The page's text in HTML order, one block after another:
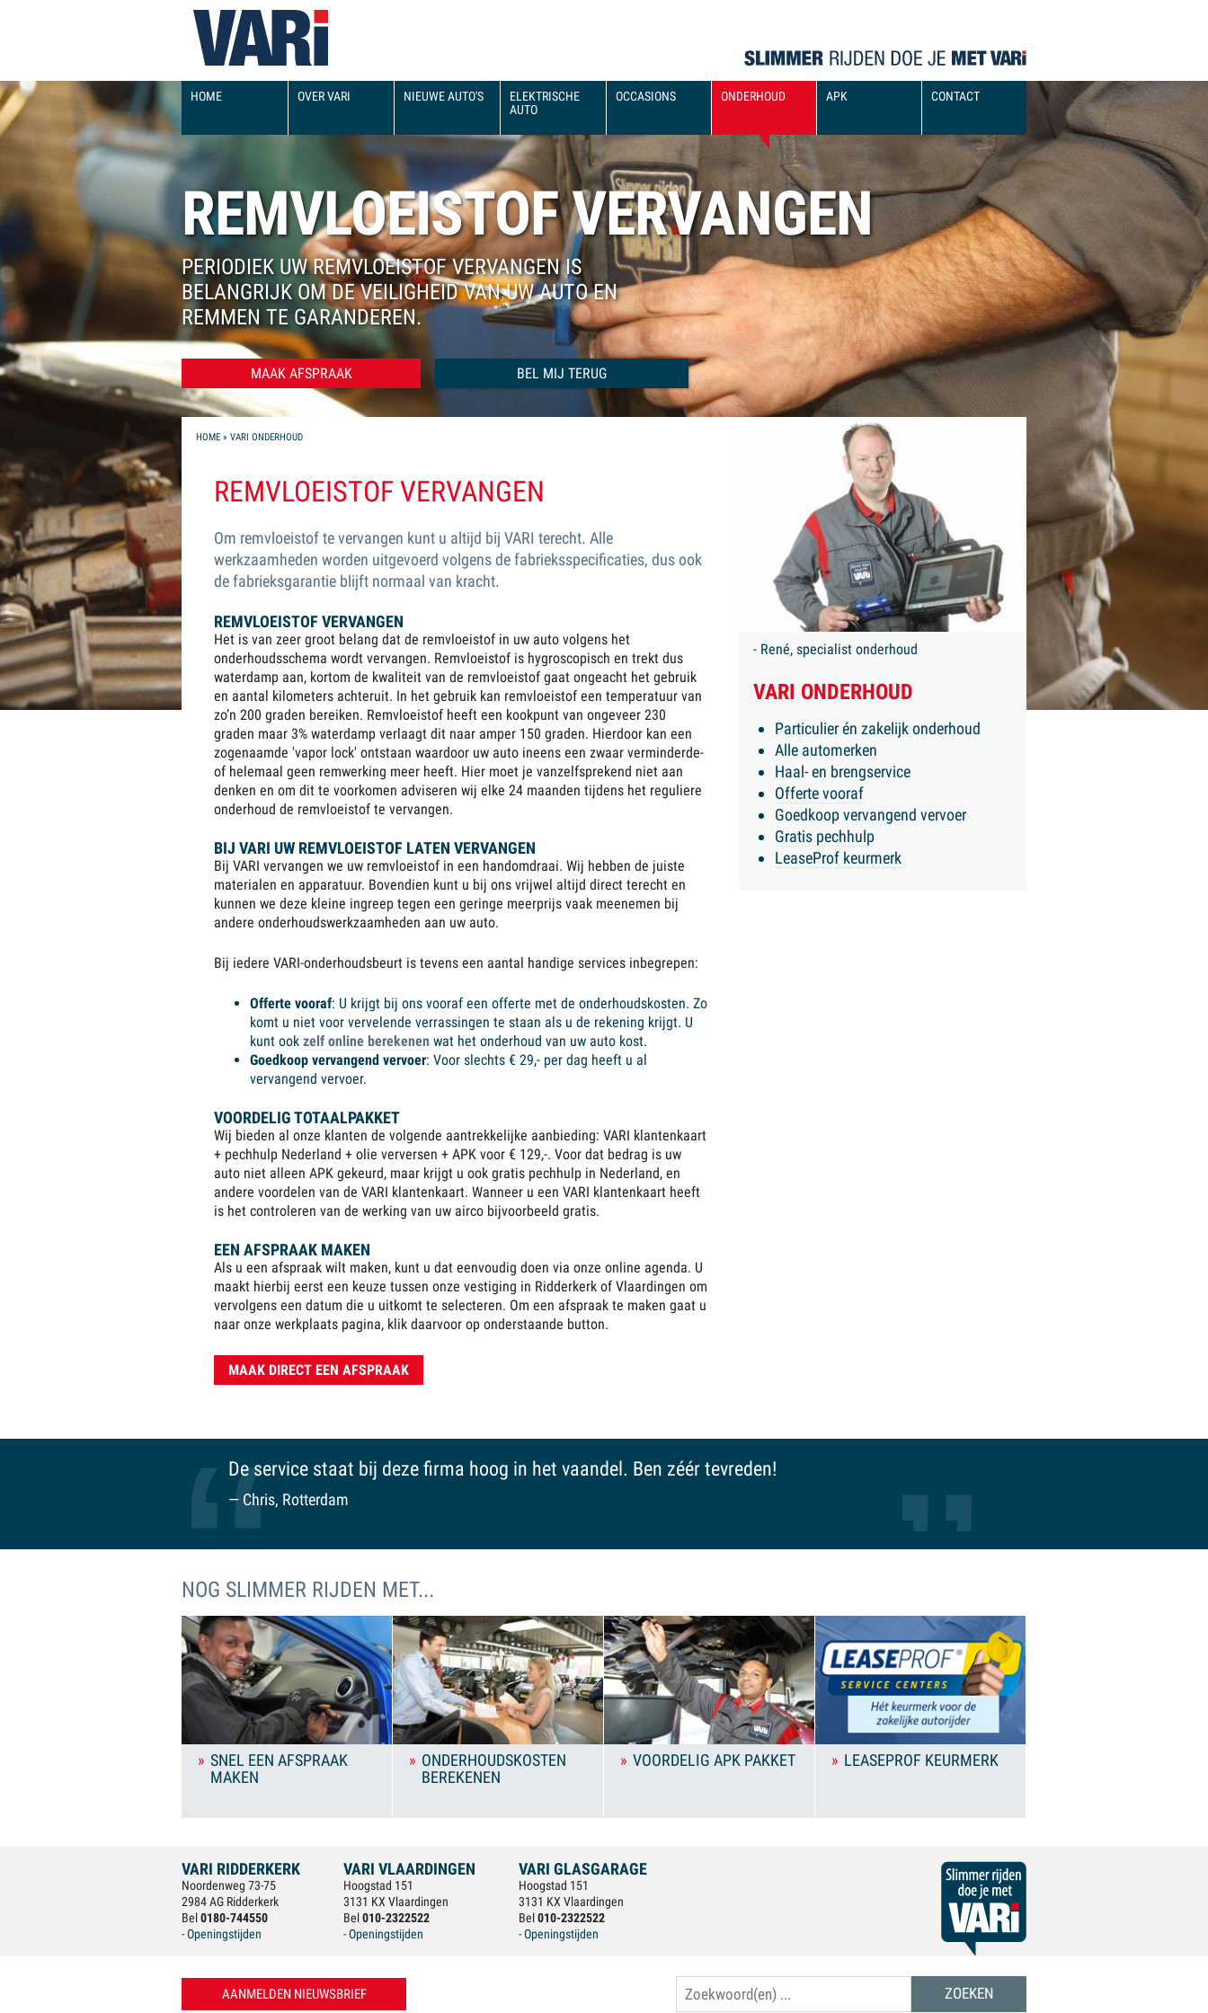
REMVLOEISTOF VERVANGEN
PERIODIEK UW REMVLOEISTOF VERVANGEN IS
BELANGRIJK OM DE VEILIGHEID VAN UW AUTO EN
REMMEN TE GARANDEREN.
MAAK AFSPRAAK BEL MIJ TERUG
YOU ARE HERE
HOME » VARI ONDERHOUD
REMVLOEISTOF VERVANGEN
Om remvloeistof te vervangen kunt u altijd bij VARI terecht. Alle
werkzaamheden worden uitgevoerd volgens de fabrieksspecificaties, dus ook
de fabrieksgarantie blijft normaal van kracht.
REMVLOEISTOF VERVANGEN
Het is van zeer groot belang dat de remvloeistof in uw auto volgens het
onderhoudsschema wordt vervangen. Remvloeistof is hygroscopisch en trekt dus
waterdamp aan, kortom de kwaliteit van de remvloeistof gaat ongeacht het gebruik
en aantal kilometers achteruit. In het gebruik kan remvloeistof een temperatuur van
zo’n 200 graden bereiken. Remvloeistof heeft een kookpunt van ongeveer 230
graden maar 3% waterdamp verlaagt dit naar amper 150 graden. Hierdoor kan een
zogenaamde 'vapor lock' ontstaan waardoor uw auto ineens een zwaar verminderde-
of helemaal geen remwerking meer heeft. Hier moet je vanzelfsprekend niet aan
denken en om dit te voorkomen adviseren wij elke 24 maanden tijdens het reguliere
onderhoud de remvloeistof te vervangen.
BIJ VARI UW REMVLOEISTOF LATEN VERVANGEN
Bij VARI vervangen we uw remvloeistof in een handomdraai. Wij hebben de juiste
materialen en apparatuur. Bovendien kunt u bij ons vrijwel altijd direct terecht en
kunnen we deze kleine ingreep tegen een geringe meerprijs vaak meenemen bij
andere onderhoudswerkzaamheden aan uw auto.
Bij iedere VARI-onderhoudsbeurt is tevens een aantal handige services inbegrepen:
Offerte vooraf: U krijgt bij ons vooraf een offerte met de onderhoudskosten. Zo
komt u niet voor vervelende verrassingen te staan als u de rekening krijgt. U
kunt ook zelf online berekenen wat het onderhoud van uw auto kost.
Goedkoop vervangend vervoer: Voor slechts € 29,- per dag heeft u al
vervangend vervoer.
VOORDELIG TOTAALPAKKET
Wij bieden al onze klanten de volgende aantrekkelijke aanbieding: VARI klantenkaart
+ pechhulp Nederland + olie verversen + APK voor € 129,-. Voor dat bedrag is uw
auto niet alleen APK gekeurd, maar krijgt u ook gratis pechhulp in Nederland, en
andere voordelen van de VARI klantenkaart. Wanneer u een VARI klantenkaart heeft
is het controleren van de werking van uw airco bijvoorbeeld gratis.
EEN AFSPRAAK MAKEN
Als u een afspraak wilt maken, kunt u dat eenvoudig doen via onze online agenda. U
maakt hierbij eerst een keuze tussen onze vestiging in Ridderkerk of Vlaardingen om
vervolgens een datum die u uitkomt te selecteren. Om een afspraak te maken gaat u
naar onze werkplaats pagina, klik daarvoor op onderstaande button.
MAAK DIRECT EEN AFSPRAAK
- René, specialist onderhoud
VARI ONDERHOUD
Particulier én zakelijk onderhoud
Alle automerken
Haal- en brengservice
Offerte vooraf
Goedkoop vervangend vervoer
Gratis pechhulp
LeaseProf keurmerk
HOOFDMENU
HOME OVER VARI NIEUWE AUTO'S
ELEKTRISCHE
AUTO
OCCASIONS ONDERHOUD APK CONTACT
De service staat bij deze firma hoog in het vaandel. Ben zéér tevreden!
Chris, Rotterdam
NOG SLIMMER RIJDEN MET...
SNEL EEN AFSPRAAK
MAKEN
ONDERHOUDSKOSTEN
BEREKENEN
VOORDELIG APK PAKKET LEASEPROF KEURMERK
VARI RIDDERKERK
Noordenweg 73-75
2984 AG Ridderkerk
Bel 0180-744550
- Openingstijden
VARI VLAARDINGEN
Hoogstad 151
3131 KX Vlaardingen
Bel 010-2322522
- Openingstijden
VARI GLASGARAGE
Hoogstad 151
3131 KX Vlaardingen
Bel 010-2322522
- Openingstijden
AANMELDEN NIEUWSBRIEF